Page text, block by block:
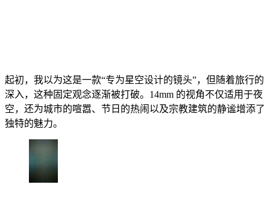
起初，我以为这是一款“专为星空设计的镜头”，但随着旅行的
深入，这种固定观念逐渐被打破。14mm 的视角不仅适用于夜
空，还为城市的喧嚣、节日的热闹以及宗教建筑的静谧增添了
独特的魅力。